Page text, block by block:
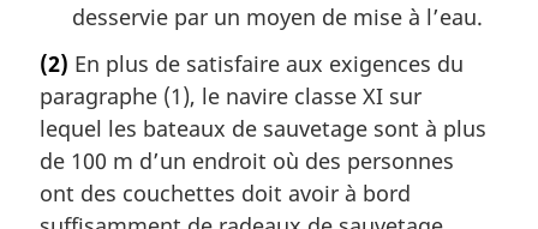
desservie par un moyen de mise à l’eau.
(2) En plus de satisfaire aux exigences du
paragraphe (1), le navire classe XI sur
lequel les bateaux de sauvetage sont à plus
de 100 m d’un endroit où des personnes
ont des couchettes doit avoir à bord